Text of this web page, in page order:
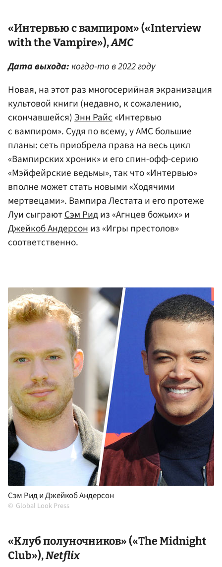
«Интервью с вампиром» («Interview
with the Vampire»),AMC
Дата выхода:когда-то в 2022 году
Новая, на этот раз многосерийная экранизация
культовой книги (недавно, к сожалению,
скончавшейся)Энн Райс«Интервью
с вампиром». Судя по всему, у AMC большие
планы: сеть приобрела права на весь цикл
«Вампирских хроник» и его спин-офф-серию
«Мэйфейрские ведьмы», так что «Интервью»
вполне может стать новыми «Ходячими
мертвецами». Вампира Лестата и его протеже
Луи сыграютСэм Ридиз «Агнцев божьих» и
Джейкоб Андерсониз «Игры престолов»
соответственно.
Сэм Рид и Джейкоб Андерсон
Global Look Press
«Клуб полуночников» («The Midnight
Club»),Netflix